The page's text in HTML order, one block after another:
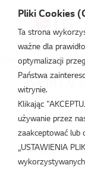
Strefa Klimatyzacji /
Multi V
lis 27, 2019
Data:27/11/
Godzina:9:00
Pliki Cookies
Ta strona
ważne dla
optymalizacji
Państwa
witrynie.
Klikając
używanie przez
zaakceptować lub
„USTAWIENIA